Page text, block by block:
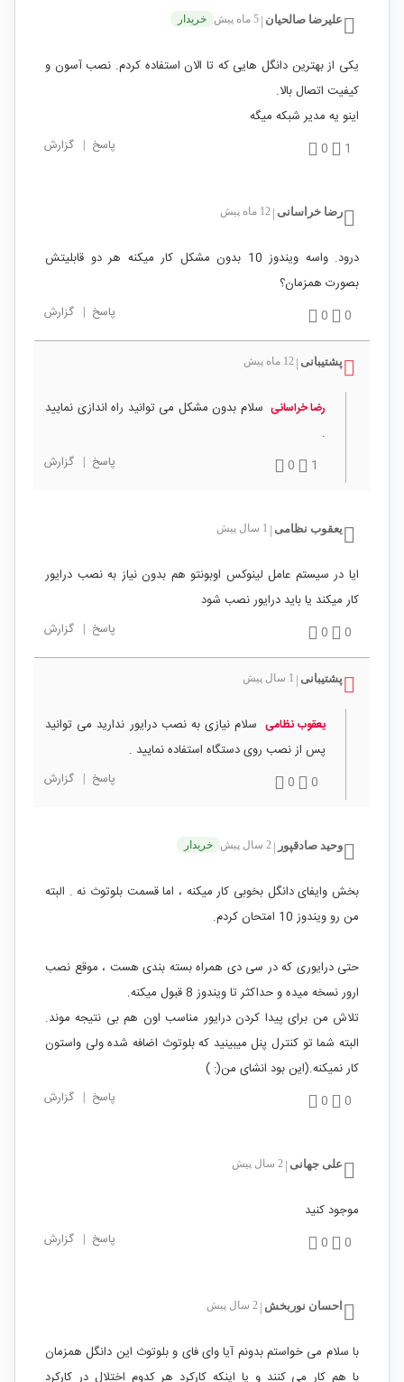
علیرضا صالحیان | 5 ماه پیش خریدار
یکی از بهترین دانگل هایی که تا الان استفاده کردم. نصب آسون و
کیفیت اتصال بالا.
اینو یه مدیر شبکه میگه
1
0 پاسخ | گزارش
رضا خراسانی | 12 ماه پیش
درود. واسه ویندوز 10 بدون مشکل کار میکنه هر دو قابلیتش
بصورت همزمان؟
0
0 پاسخ | گزارش
پشتیبانی | 12 ماه پیش
رضا خراسانی سلام بدون مشکل می توانید راه اندازی نمایید
.
1
0 پاسخ | گزارش
یعقوب نظامی | 1 سال پیش
ایا در سیستم عامل لینوکس اوبونتو هم بدون نیاز به نصب درایور
کار میکند یا باید درایور نصب شود
0
0 پاسخ | گزارش
پشتیبانی | 1 سال پیش
یعقوب نظامی سلام نیازی به نصب درایور ندارید می توانید
پس از نصب روی دستگاه استفاده نمایید .
0
0 پاسخ | گزارش
وحید صادقپور | 2 سال پیش خریدار
بخش وایفای دانگل بخوبی کار میکنه ، اما قسمت بلوتوث نه . البته
من رو ویندوز 10 امتحان کردم.
حتی درایوری که در سی دی همراه بسته بندی هست ، موقع نصب
ارور نسخه میده و حداکثر تا ویندوز 8 قبول میکنه.
تلاش من برای پیدا کردن درایور مناسب اون هم بی نتیجه موند.
البته شما تو کنترل پنل میبینید که بلوتوث اضافه شده ولی واستون
کار نمیکنه.(این بود انشای من(: )
0
0 پاسخ | گزارش
علی جهانی | 2 سال پیش
موجود کنید
0
0 پاسخ | گزارش
احسان نوربخش | 2 سال پیش
با سلام می خواستم بدونم آیا وای فای و بلوتوث این دانگل همزمان
با هم کار می کنند و یا اینکه کارکرد هر کدوم اختلال در کارکرد